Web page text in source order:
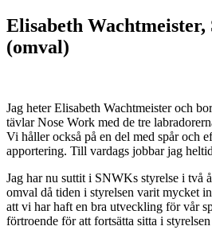
Elisabeth Wachtmeister,
(omval)
Jag heter Elisabeth Wachtmeister och
tävlar Nose Work med de tre
Vi håller också på en del med spår och
apportering. Till vardags jobbar jag
Jag har nu suttit i SNWKs styrelse i två
omval då tiden i styrelsen varit mycket
att vi har haft en bra utveckling för vår
förtroende för att fortsätta sitta i